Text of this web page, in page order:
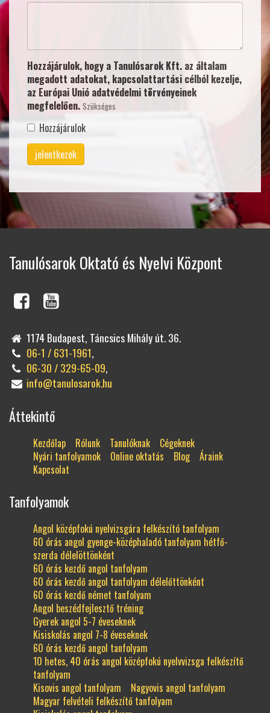
Hozzájárulok, hogy a Tanulósarok Kft. az általam
megadott adatokat, kapcsolattartási célból kezelje,
az Európai Unió adatvédelmi törvényeinek
megfelelően.Szükséges
Hozzájárulok
Tanulósarok Oktató és Nyelvi Központ
1174 Budapest, Táncsics Mihály út. 36.
06-1 / 631-1961,
06-30 / 329-65-09,
info@tanulosarok.hu
Áttekintő
Kezdőlap Rólunk Tanulóknak
Cégeknek
Nyári tanfolyamok
Online oktatás Blog
Áraink
Kapcsolat
Tanfolyamok
Angol középfokú nyelvizsgára felkészító tanfolyam
60 órás angol gyenge-középhaladó tanfolyam hétfő-
szerda délelöttönként
60 órás kezdő angol tanfolyam
60 órás kezdő angol tanfolyam délelőttönként
60 órás kezdő német tanfolyam
Angol beszédfejlesztő tréning
Gyerek angol 5-7 éveseknek
Kisiskolás angol 7-8 éveseknek
60 órás kezdő angol tanfolyam
10 hetes, 40 órás angol középfokú nyelvvizsga felkészítő
tanfolyam
Kisovis angol tanfolyam
Nagyovis angol tanfolyam
Magyar felvételi felkészítő tanfolyam